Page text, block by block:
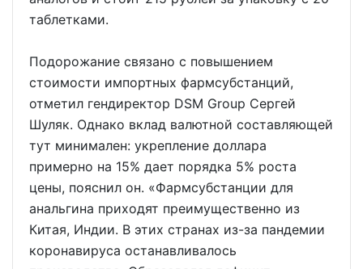
таблетками.
Подорожание связано с повышением
стоимости импортных фармсубстанций,
отметил гендиректор DSM Group Сергей
Шуляк. Однако вклад валютной составляющей
тут минимален: укрепление доллара
примерно на 15% дает порядка 5% роста
цены, пояснил он. «Фармсубстанции для
анальгина приходят преимущественно из
Китая, Индии. В этих странах из-за пандемии
коронавируса останавливалось